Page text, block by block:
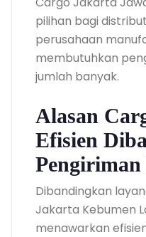
pilihan bagi
perusahaan
membutuhkan
jumlah banyak.
Alasan
Efisien
Dibandingkan
Jakarta Kebumen
menawarkan